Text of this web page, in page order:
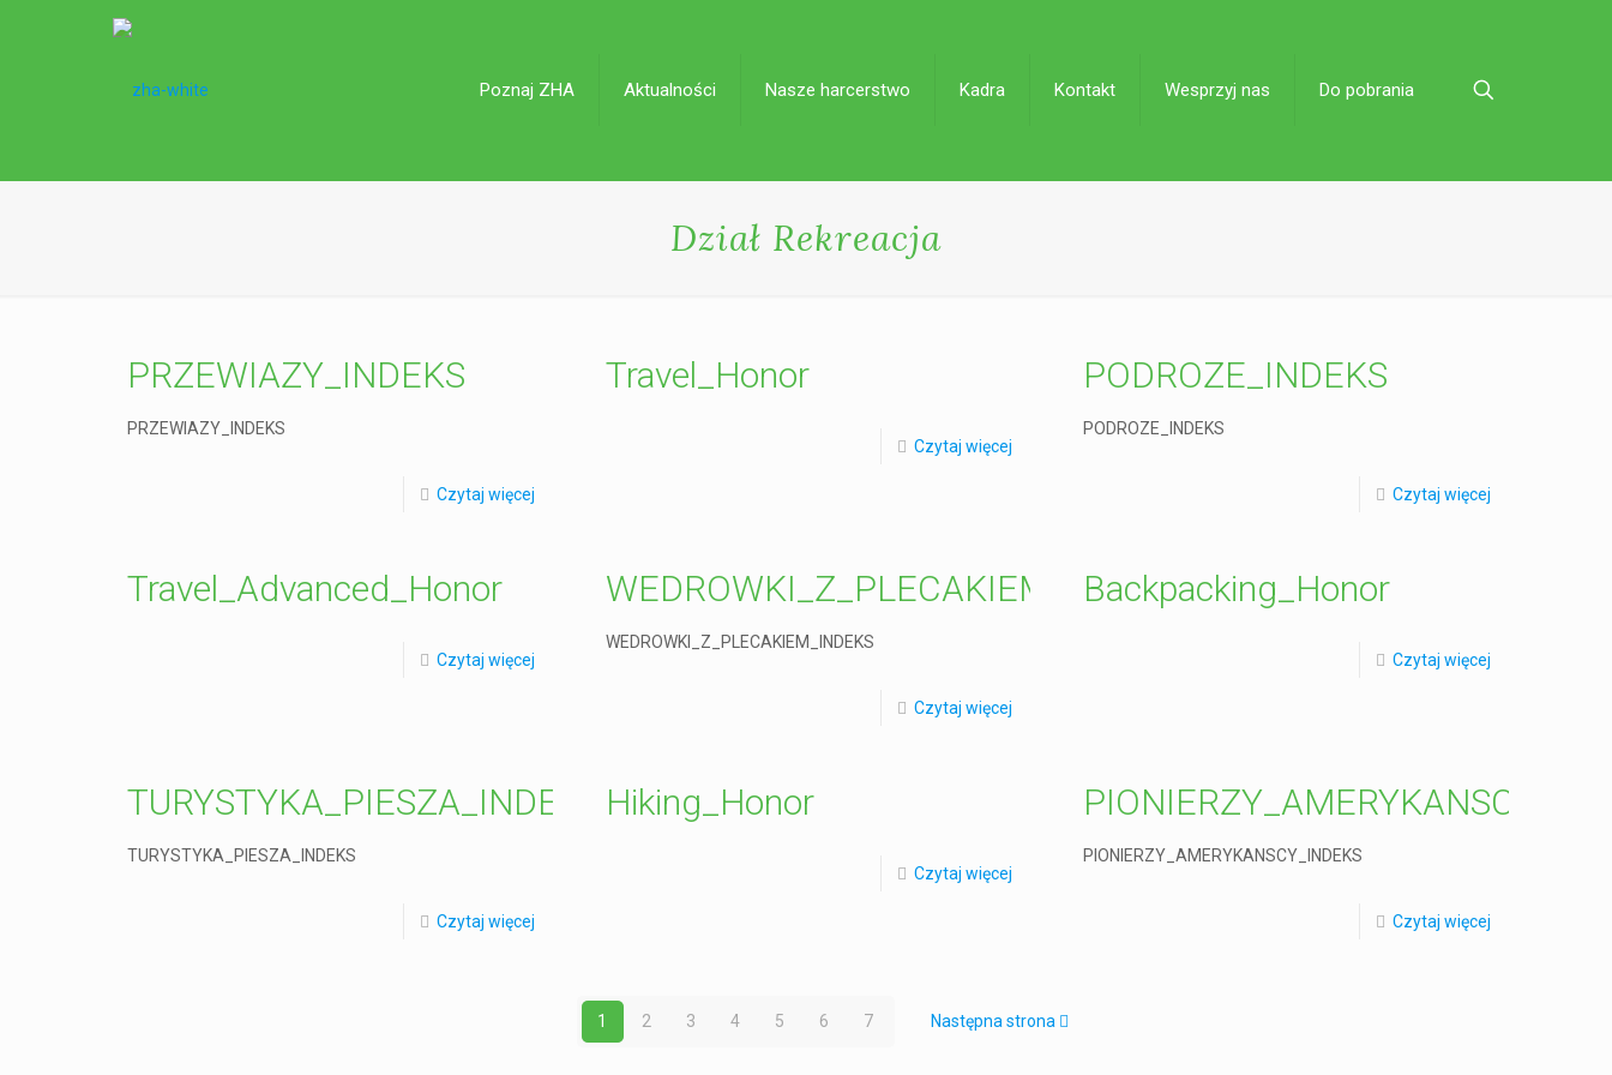
Poznaj ZHA Aktualności Nasze harcerstwo Kadra Kontakt Wesprzyj nas Do pobrania
Dział Rekreacja
PRZEWIAZY_INDEKS
PRZEWIAZY_INDEKS
Czytaj więcej
Travel_Honor
Czytaj więcej
PODROZE_INDEKS
PODROZE_INDEKS
Czytaj więcej
Travel_Advanced_Honor
Czytaj więcej
WEDROWKI_Z_PLECAKIEM_INDEKS
WEDROWKI_Z_PLECAKIEM_INDEKS
Czytaj więcej
Backpacking_Honor
Czytaj więcej
TURYSTYKA_PIESZA_INDEKS
TURYSTYKA_PIESZA_INDEKS
Czytaj więcej
Hiking_Honor
Czytaj więcej
PIONIERZY_AMERYKANSCY_INDEKS
Czytaj więcej
1 2 3 4 5 6 7 Następna strona